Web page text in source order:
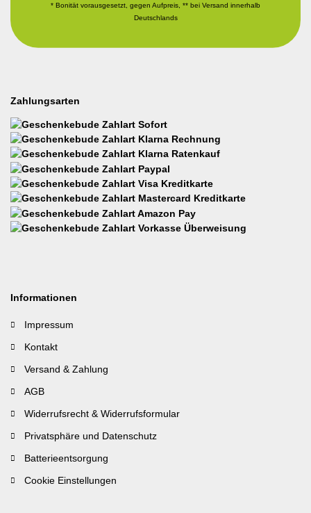
* Bonität vorausgesetzt, gegen Aufpreis, ** bei Versand innerhalb
Deutschlands
Zahlungsarten
Informationen
Impressum
Kontakt
Versand & Zahlung
AGB
Widerrufsrecht & Widerrufsformular
Privatsphäre und Datenschutz
Batterieentsorgung
Cookie Einstellungen